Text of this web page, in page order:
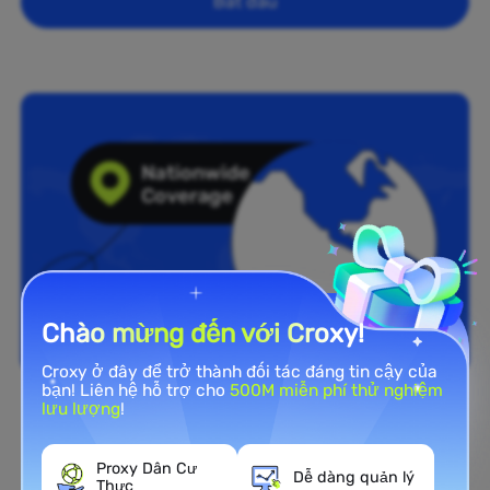
Mạng Proxy Residential rộng
Chào mừng đến với Croxy!
Croxy ở đây để trở thành đối tác đáng tin cậy của
bạn! Liên hệ hỗ trợ cho500M miễn phí thử nghiệm
lưu lượng!
Proxy Dân Cư
Dễ dàng quản lý